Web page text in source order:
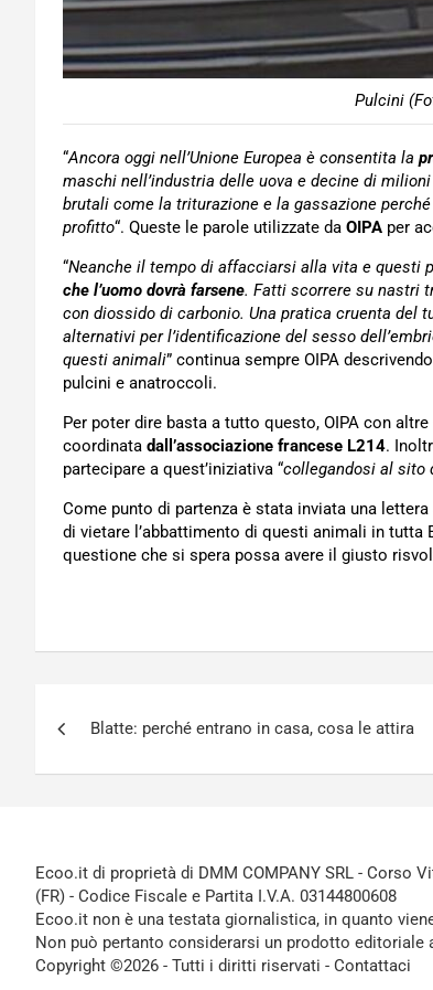
Pulcini
“Ancora oggi nell’Unione Europea è consentita la
maschi nell’industria delle uova e decine di
brutali come la triturazione e la gassazione
profitto“. Queste le parole utilizzate da OIPA per
“Neanche il tempo di affacciarsi alla vita e questi
che l’uomo dovrà farsene. Fatti scorrere su nastri
con diossido di carbonio. Una pratica cruenta del
alternativi per l’identificazione del sesso
questi animali” continua sempre OIPA
pulcini e anatroccoli.
Per poter dire basta a tutto questo, OIPA con
coordinata dall’associazione francese L214.
partecipare a quest’iniziativa “collegandosi al sito
Come punto di partenza è stata inviata una lettera
di vietare l’abbattimento di questi animali in tutta
questione che si spera possa avere il giusto
Blatte: perché entrano in casa, cosa le attira
Ecoo.it di proprietà di DMM COMPANY SRL - Corso
(FR) - Codice Fiscale e Partita I.V.A. 03144800608
Ecoo.it non è una testata giornalistica, in quanto
Non può pertanto considerarsi un prodotto editoriale
Copyright ©2026 - Tutti i diritti riservati - Contattaci